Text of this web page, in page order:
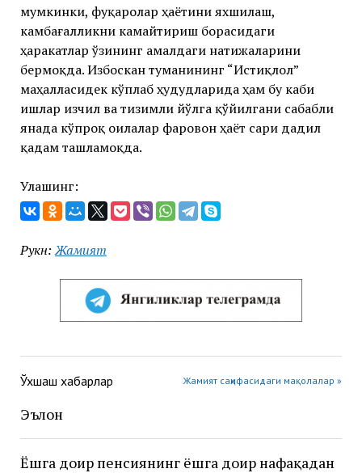
мумкинки, фуқаролар ҳаётини яхшилаш,
камбағалликни камайтириш борасидаги
ҳаракатлар ўзининг амалдаги натижаларини
бермоқда. Избоскан туманининг “Истиқлол”
маҳалласидек кўплаб ҳудудларида ҳам бу каби
ишлар изчил ва тизимли йўлга қўйилгани сабабли
янада кўпроқ оилалар фаровон ҳаёт сари дадил
қадам ташламоқда.
Улашинг:
Рукн: Жамият
Ўхшаш хабарлар Жамият саҳифасидаги мақолалар »
Эълон
Ёшга доир пенсиянинг ёшга доир нафақадан